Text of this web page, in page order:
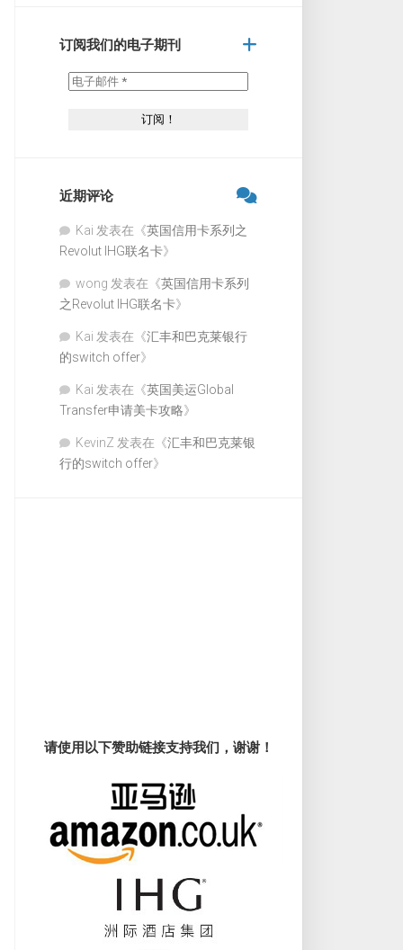
订阅我们的电子期刊
近期评论
Kai 发表在《英国信用卡系列之
Revolut IHG联名卡》
wong 发表在《英国信用卡系列
之Revolut IHG联名卡》
Kai 发表在《汇丰和巴克莱银行
的switch offer》
Kai 发表在《英国美运Global
Transfer申请美卡攻略》
KevinZ 发表在《汇丰和巴克莱银
行的switch offer》
请使用以下赞助链接支持我们，谢谢！